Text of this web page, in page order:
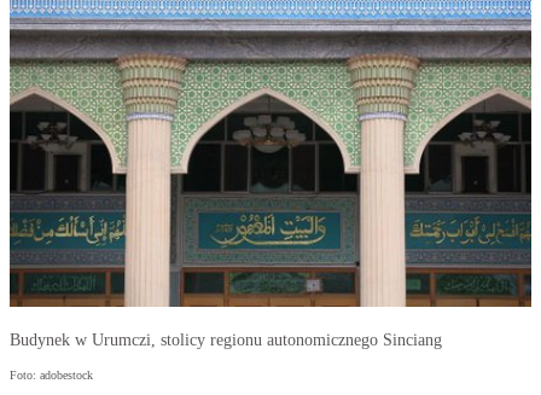
Budynek w Urumczi, stolicy regionu autonomicznego Sinciang
Foto: adobestock